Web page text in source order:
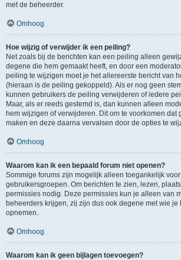
met de beheerder.
Omhoog
Hoe wijzig of verwijder ik een peiling?
Net zoals bij de berichten kan een peiling alleen
degene die hem gemaakt heeft, en door een
peiling te wijzigen moet je het allereerste bericht van
(hieraan is de peiling gekoppeld). Als er nog geen
kunnen gebruikers de peiling verwijderen of iedere
Maar, als er reeds gestemd is, dan kunnen alleen
hem wijzigen of verwijderen. Dit om te voorkomen dat
maken en deze daarna vervalsen door de opties te
Omhoog
Waarom kan ik een bepaald forum niet openen?
Sommige forums zijn mogelijk alleen toegankelijk
gebruikersgroepen. Om berichten te zien, lezen,
permissies nodig. Deze permissies kun je alleen van
beheerders krijgen, zij zijn dus ook degene met wie je
opnemen.
Omhoog
Waarom kan ik geen bijlagen toevoegen?